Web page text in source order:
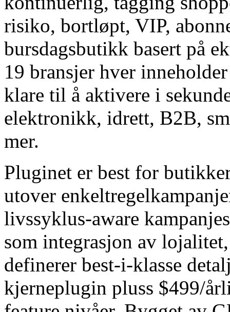
risiko, bortløpt, VIP,
bursdagsbutikk basert på
19 bransjer hver
klare til å aktivere i
elektronikk, idrett, B2B,
mer.
Pluginet er best for
utover
livssyklus-aware
som integrasjon av
definerer best-i-klasse
kjerneplugin pluss $499/